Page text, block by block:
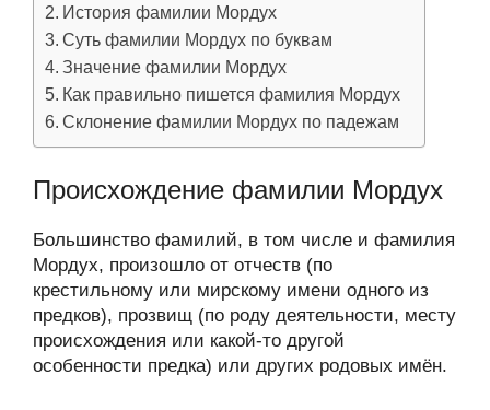
История фамилии Мордух
Суть фамилии Мордух по буквам
Значение фамилии Мордух
Как правильно пишется фамилия Мордух
Склонение фамилии Мордух по падежам
Происхождение фамилии Мордух
Большинство фамилий, в том числе и фамилия
Мордух, произошло от отчеств (по
крестильному или мирскому имени одного из
предков), прозвищ (по роду деятельности, месту
происхождения или какой-то другой
особенности предка) или других родовых имён.